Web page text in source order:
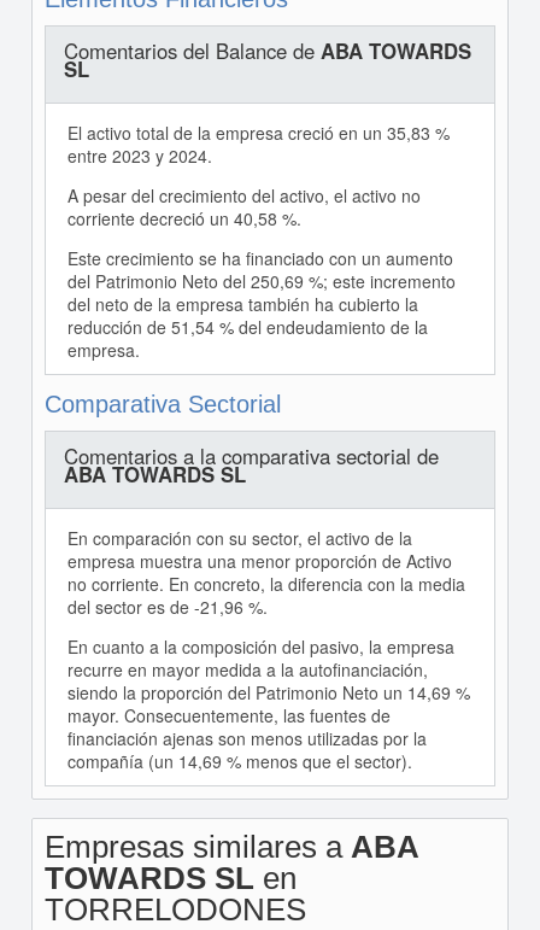
Comentarios del Balance de ABA TOWARDS
SL
El activo total de la empresa creció en un 35,83 %
entre 2023 y 2024.
A pesar del crecimiento del activo, el activo no
corriente decreció un 40,58 %.
Este crecimiento se ha financiado con un aumento
del Patrimonio Neto del 250,69 %; este incremento
del neto de la empresa también ha cubierto la
reducción de 51,54 % del endeudamiento de la
empresa.
Comparativa Sectorial
Comentarios a la comparativa sectorial de
ABA TOWARDS SL
En comparación con su sector, el activo de la
empresa muestra una menor proporción de Activo
no corriente. En concreto, la diferencia con la media
del sector es de -21,96 %.
En cuanto a la composición del pasivo, la empresa
recurre en mayor medida a la autofinanciación,
siendo la proporción del Patrimonio Neto un 14,69 %
mayor. Consecuentemente, las fuentes de
financiación ajenas son menos utilizadas por la
compañía (un 14,69 % menos que el sector).
Empresas similares a ABA
TOWARDS SL en
TORRELODONES